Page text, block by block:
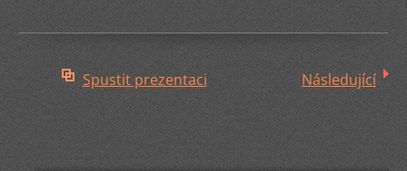
Spustit prezentaci Následující